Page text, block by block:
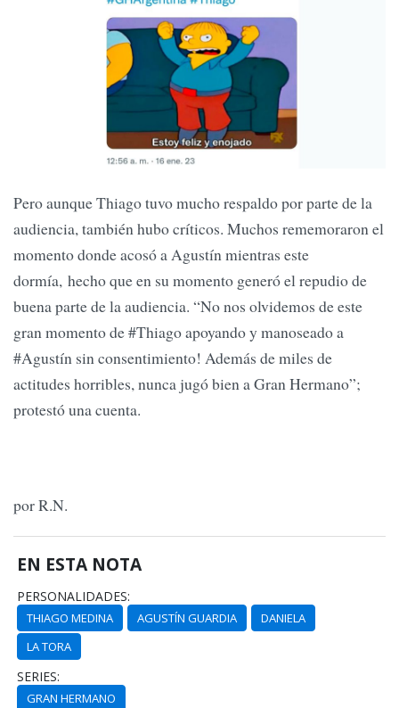
Pero aunque Thiago tuvo mucho respaldo por parte de la
audiencia, también hubo críticos. Muchos rememoraron el
momento donde acosó a Agustín mientras este
dormía, hecho que en su momento generó el repudio de
buena parte de la audiencia. “No nos olvidemos de este
gran momento de #Thiago apoyando y manoseado a
#Agustín sin consentimiento! Además de miles de
actitudes horribles, nunca jugó bien a Gran Hermano”;
protestó una cuenta.
por R.N.
EN ESTA NOTA
PERSONALIDADES:
THIAGO MEDINA AGUSTÍN GUARDIA
DANIELA
LA TORA
SERIES:
GRAN HERMANO